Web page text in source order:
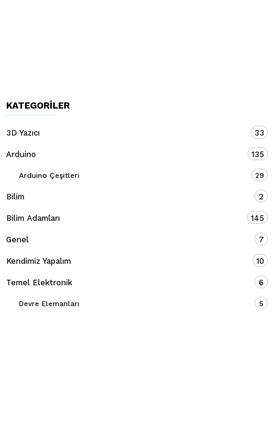
KATEGORILER
3D Yazıcı 33
Arduino 135
Arduino Çeşitleri 29
Bilim 2
Bilim Adamları 145
Genel 7
Kendimiz Yapalım 10
Temel Elektronik 6
Devre Elemanları 5